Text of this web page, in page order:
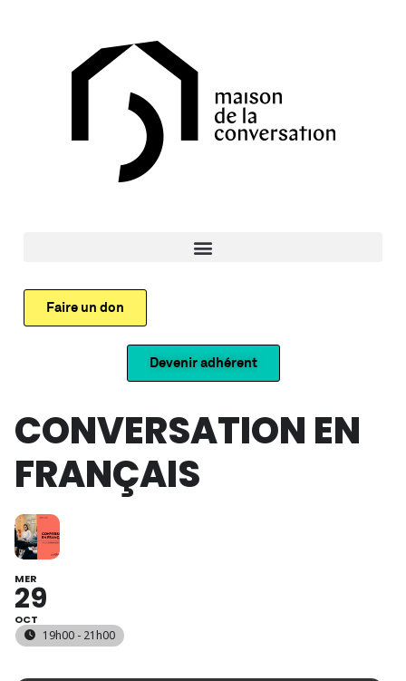
Faire un don
Devenir adhérent
CONVERSATION EN
FRANÇAIS
MER
29
OCT
19h00 - 21h00